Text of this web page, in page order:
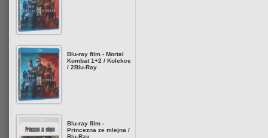
Blu-ray film - Mortal
Kombat 1+2 / Kolekce
/ 2Blu-Ray
Blu-ray film -
Princezna ze mlejna /
Blu-Ray